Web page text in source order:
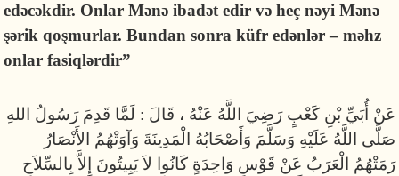
edəcəkdir. Onlar Mənə ibadət edir və heç nəyi Mənə
şərik qoşmurlar.Bundan sonra küfr edənlər – məhz
onlar fasiqlərdir”
عَنْ أُبَيِّ بْنِ كَعْبٍ رَضِيَ اللَّهُ عَنْهُ ، قَالَ : لَمَّا قَدِمَ رَسُولُ اللهِ
صَلَّى اللَّهُ عَلَيْهِ وَسَلَّمَ وَأَصْحَابُهُ الْمَدِينَةَ وَآوَتْهُمُ الأَنْصَارُ
رَمَتْهُمُ الْعَرَبُ عَنْ قَوْسٍ وَاحِدَةٍ كَانُوا لاَ يَبِيتُونَ إِلاَّ بِالسِّلاَحِ